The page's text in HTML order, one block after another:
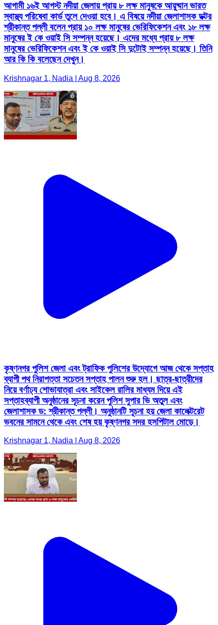
আগামী ১৬ই আগস্ট নদীয়া জেলায় প্রায় ৮ লক্ষ মানুষকে আয়ুষ্মান ভারত
স্বাস্থ্য পরিষেবা কার্ড তুলে দেওয়া হবে। এ বিষয়ে নদীয়া জেলাশাসক ডক্টর
শ্রীকান্ত পল্লী বলেন প্রায় ১০ লক্ষ মানুষের ভেরিফিকেশন এবং ১৮ লক্ষ
মানুষের ই কে ওয়াই সি সম্পন্ন হয়েছে। এদের মধ্যে প্রায় ৮ লক্ষ
মানুষের ভেরিফিকেশন এবং ই কে ওয়াই সি দুটোই সম্পন্ন হয়েছে। তিনি
আর কি কি বলেছেন দেখুন।
Krishnagar 1, Nadia | Aug 8, 2026
কৃষ্ণনগর পুলিশ জেলা এবং ট্রাফিক পুলিশের উদ্যোগে আজ থেকে সপ্তাহ
ব্যাপী পথ নিরাপত্তা সচেতন সপ্তাহ পালন শুরু হল। ছাত্র-ছাত্রীদের
নিয়ে বর্ণাঢ্য শোভাযাত্রা এবং সাইকেল রালির মাধ্যম দিয়ে এই
সপ্তাহব্যাপী অনুষ্ঠানের সূচনা করেন পুলিশ সুপার ভি অতুল এবং
জেলাশাসক ড: শ্রীকান্ত পল্লী। অনুষ্ঠানটি সূচনা হয় জেলা কালেক্টরেট
ভবনের সামনে থেকে এবং শেষ হয় কৃষ্ণনগর সদর হসপিটাল মোড়ে।
Krishnagar 1, Nadia | Aug 8, 2026